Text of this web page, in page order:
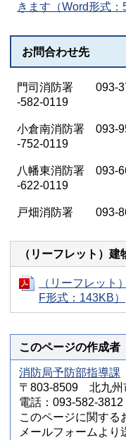
きます（Word形式：
お問合わせ先
門司消防署 093-
-582-0119
小倉南消防署
-752-0119
八幡東消防署
-622-0119
戸畑消防署 093-
（リーフレット）
（リーフレット
F形式：143KB）
このページの作成者
消防局予防部指導課
〒803-8509 北九州
電話：093-582-3812
このページに関する
メールフォームより